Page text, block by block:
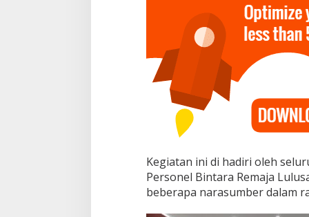
k
u
U
a
G
r
S
s
i
Kegiatan ini di hadiri oleh
Personel Bintara Remaja
beberapa narasumber dalam